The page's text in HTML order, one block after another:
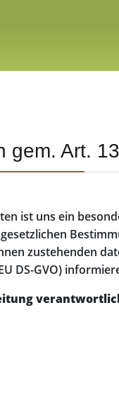
gem. Art.
ist uns ein
zustehenden
DS-GVO)